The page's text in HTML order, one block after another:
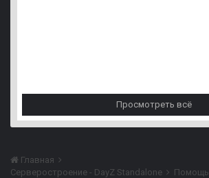
Просмотреть всё
Главная
Серверостроение - DayZ Standalone
Помощь